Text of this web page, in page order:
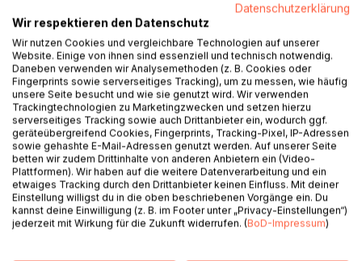
Bellegambe. Eine mittelalterliche Besonderheit waren die
großformatigen Gerichtstafeln: mit Bildern der Hölle und
des Himmels sollten die Richter, die Angeklagten und die
Kläger zu verantwortlichem Handeln ermahnt werden; ein
Beispiel dafür ist die Weltgerichtstafel aus der belgischen
Gemeinde zu Diest.
In der Frühen Neuzeit war das Himmlische Jerusalem auf
Ölgemälden vor allem bei Darstellungen der Maria
Immaculata ein Thema, in Form der Civitas Dei oder als
Himmelspforte. Auch hier können wieder Arbeiten
bekannter Maler präsentiert werden, die oft aus dem
hispanischen Raum stammen: Nicolás Borrás, Francesco
Vanni, Andrea Bordone, Maestro de San Ildefonso oder
Datenschutzerklärung
Wir respektieren den Datenschutz
Wir nutzen Cookies und vergleichbare Technologien auf unserer
Website. Einige von ihnen sind essenziell und technisch notwendig.
Daneben verwenden wir Analysemethoden (z. B. Cookies oder
Fingerprints sowie serverseitiges Tracking), um zu messen, wie häufig
unsere Seite besucht und wie sie genutzt wird. Wir verwenden
Trackingtechnologien zu Marketingzwecken und setzen hierzu
serverseitiges Tracking sowie auch Drittanbieter ein, wodurch ggf.
geräteübergreifend Cookies, Fingerprints, Tracking-Pixel, IP-Adressen
sowie gehashte E-Mail-Adressen genutzt werden. Auf unserer Seite
betten wir zudem Drittinhalte von anderen Anbietern ein (Video-
Plattformen). Wir haben auf die weitere Datenverarbeitung und ein
etwaiges Tracking durch den Drittanbieter keinen Einfluss. Mit deiner
Einstellung willigst du in die oben beschriebenen Vorgänge ein. Du
kannst deine Einwilligung (z. B. im Footer unter „Privacy-Einstellungen“)
jederzeit mit Wirkung für die Zukunft widerrufen. (BoD-Impressum)